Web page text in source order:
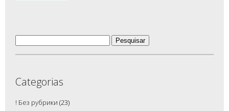
Categorias
! Без рубрики (23)